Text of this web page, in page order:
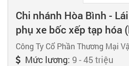
Chi nhánh Hòa Bình -
phụ xe bốc xếp tạp hóa
Công Ty Cổ Phần Thương Mại
Mức lương: 9 - 45 triệu